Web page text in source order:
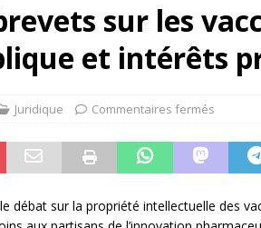
Catastrophe naturelle grêle : les erreurs à éviter
naturelle grêle : conseils pour bien
sur les
et intérêts
Juridique Commentaires fermés
débat sur la propriété intellectuelle des